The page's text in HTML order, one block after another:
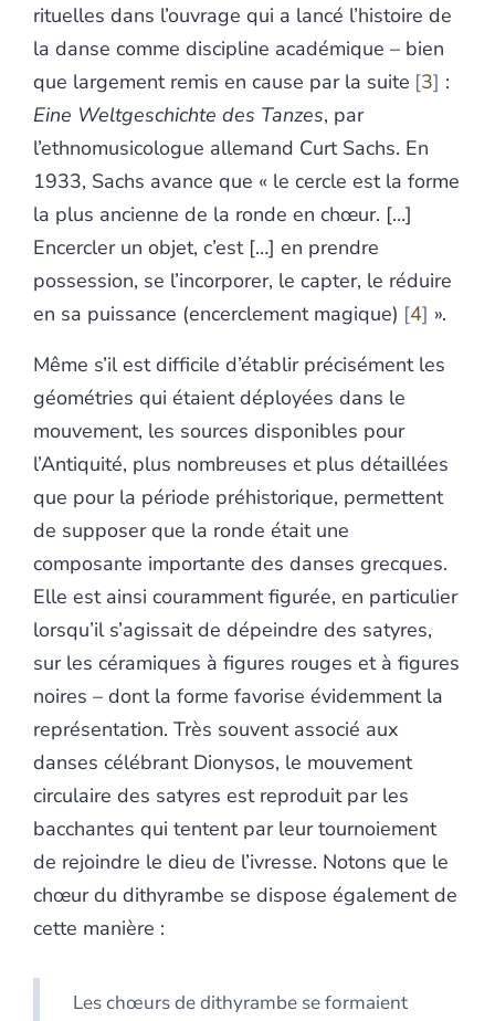
rituelles dans l’ouvrage qui a lancé l’histoire de
la danse comme discipline académique – bien
que largement remis en cause par la suite 3 :
Eine Weltgeschichte des Tanzes, par
l’ethnomusicologue allemand Curt Sachs. En
1933, Sachs avance que « le cercle est la forme
la plus ancienne de la ronde en chœur. […]
Encercler un objet, c’est […] en prendre
possession, se l’incorporer, le capter, le réduire
en sa puissance (encerclement magique) 4 ».
Même s’il est difficile d’établir précisément les
géométries qui étaient déployées dans le
mouvement, les sources disponibles pour
l’Antiquité, plus nombreuses et plus détaillées
que pour la période préhistorique, permettent
de supposer que la ronde était une
composante importante des danses grecques.
Elle est ainsi couramment figurée, en particulier
lorsqu’il s’agissait de dépeindre des satyres,
sur les céramiques à figures rouges et à figures
noires – dont la forme favorise évidemment la
représentation. Très souvent associé aux
danses célébrant Dionysos, le mouvement
circulaire des satyres est reproduit par les
bacchantes qui tentent par leur tournoiement
de rejoindre le dieu de l’ivresse. Notons que le
chœur du dithyrambe se dispose également de
cette manière :
Les chœurs de dithyrambe se formaient